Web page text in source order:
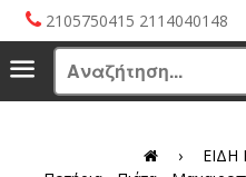
2105750415 2114040148
Menu
› ΕΙΔΗ